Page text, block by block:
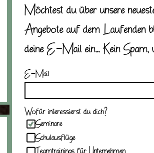
Möchtest du über unsere
Angebote auf dem Laufenden
deine E-Mail ein... Kein Spam,
E-Mail
Wofür interessierst du dich?
Seminare
Schulausflüge